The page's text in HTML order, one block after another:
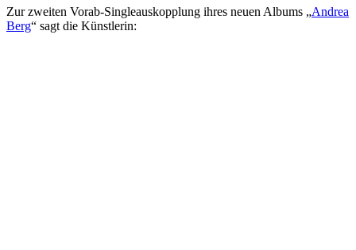
Zur zweiten Vorab-Singleauskopplung ihres neuen Albums „Andrea
Berg“ sagt die Künstlerin: